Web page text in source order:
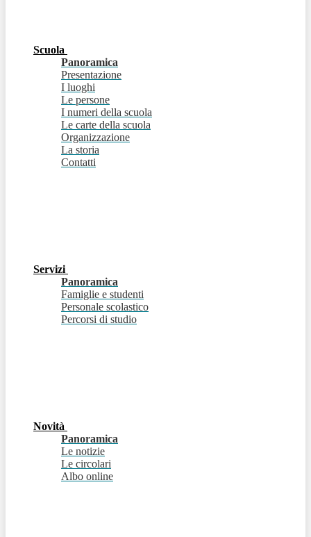
Scuola
Panoramica
Presentazione
I luoghi
Le persone
I numeri della scuola
Le carte della scuola
Organizzazione
La storia
Contatti
Servizi
Panoramica
Famiglie e studenti
Personale scolastico
Percorsi di studio
Novità
Panoramica
Le notizie
Le circolari
Albo online